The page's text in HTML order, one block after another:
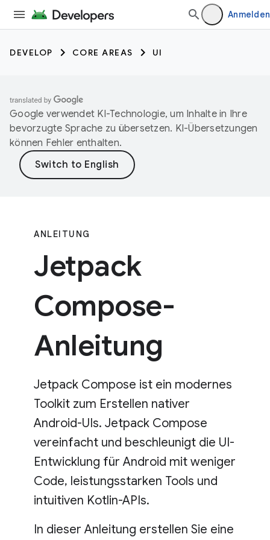
Anmelden
DEVELOP CORE AREAS UI
Google verwendet KI-Technologie, um Inhalte in Ihre
bevorzugte Sprache zu übersetzen. KI-Übersetzungen
können Fehler enthalten.
ANLEITUNG
Jetpack
Compose-
Anleitung
Jetpack Compose ist ein modernes
Toolkit zum Erstellen nativer
Android-UIs. Jetpack Compose
vereinfacht und beschleunigt die UI-
Entwicklung für Android mit weniger
Code, leistungsstarken Tools und
intuitiven Kotlin-APIs.
In dieser Anleitung erstellen Sie eine